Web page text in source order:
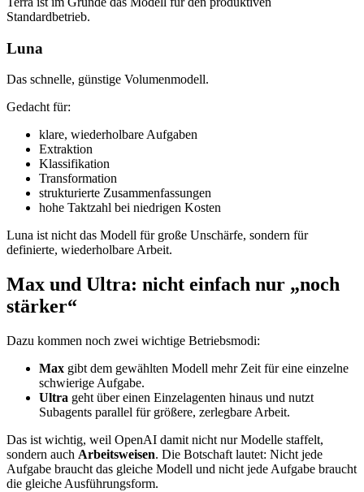
Standardbetrieb.
Luna
Das schnelle, günstige Volumenmodell.
Gedacht für:
klare, wiederholbare Aufgaben
Extraktion
Klassifikation
Transformation
strukturierte Zusammenfassungen
hohe Taktzahl bei niedrigen Kosten
Luna ist nicht das Modell für große Unschärfe, sondern für
definierte, wiederholbare Arbeit.
Max und Ultra: nicht einfach nur „noch
stärker“
Dazu kommen noch zwei wichtige Betriebsmodi:
Max gibt dem gewählten Modell mehr Zeit für eine einzelne
schwierige Aufgabe.
Ultra geht über einen Einzelagenten hinaus und nutzt
Subagents parallel für größere, zerlegbare Arbeit.
Das ist wichtig, weil OpenAI damit nicht nur Modelle staffelt,
sondern auch Arbeitsweisen. Die Botschaft lautet: Nicht jede
Aufgabe braucht das gleiche Modell und nicht jede Aufgabe braucht
die gleiche Ausführungsform.